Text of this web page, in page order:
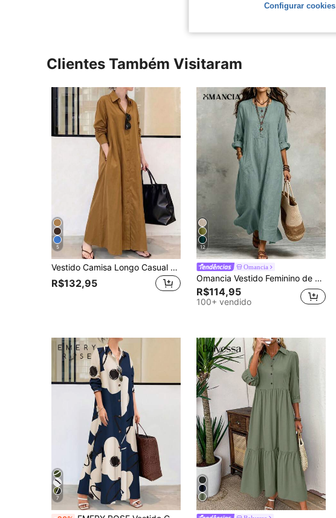
Clientes Também Visitaram
5
Vestido Camisa Longo Casual Feminino de Cor Sólida com Botões na Frente, Vestido Camisa Longo, Preto Casual, Bainha Evasê com Botões, Manga Longa, Gola, Vestido Camisa de Manga Longa com Gola Virada para Baixo Minimalista, Vestido Solto e Relaxado com Bainha Evasê e Botões na Frente com Bolsos Elegante
R$132,95
12
Omancia
Omancia Vestido Feminino de Gola Redonda, Manga Longa e Bolso, Vestido Casual, Vestido de Verão, Roupa de Férias Feminina, Vestido de Praia
R$114,95
100+ vendido
7
Configurar cookies